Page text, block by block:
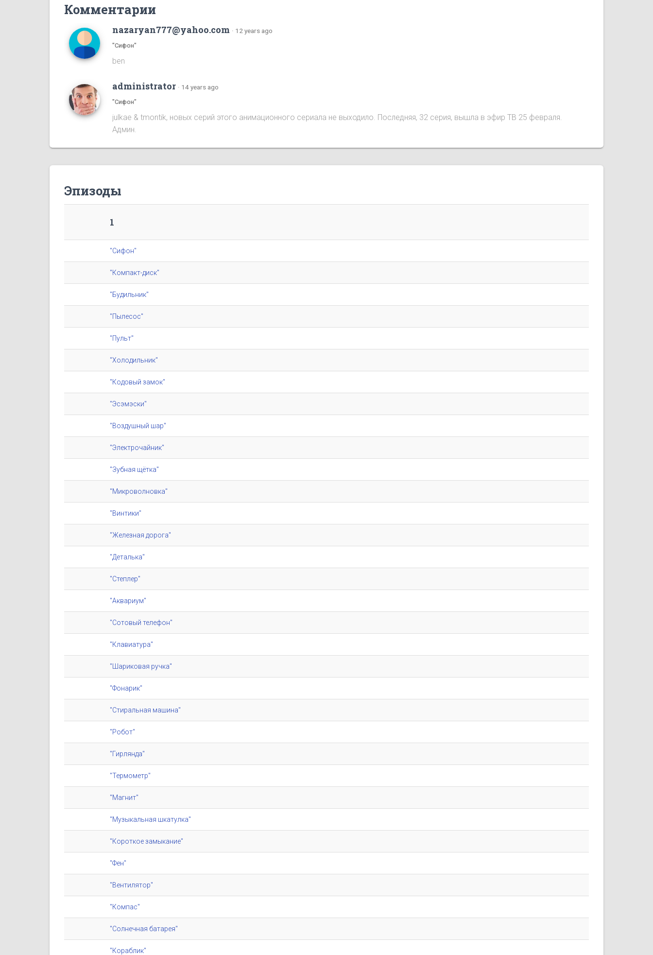
Комментарии
nazaryan777@yahoo.com · 12 years ago
"Сифон"
ben
administrator · 14 years ago
"Сифон"
julkae & tmontik, новых серий этого анимационного сериала не выходило. Последняя, 32 серия, вышла в эфир ТВ 25 февраля.
Админ.
Эпизоды
1
"Сифон"
"Компакт-диск"
"Будильник"
"Пылесос"
"Пульт"
"Холодильник"
"Кодовый замок"
"Эсэмэски"
"Воздушный шар"
"Электрочайник"
"Зубная щётка"
"Микроволновка"
"Винтики"
"Железная дорога"
"Деталька"
"Степлер"
"Аквариум"
"Сотовый телефон"
"Клавиатура"
"Шариковая ручка"
"Фонарик"
"Стиральная машина"
"Робот"
"Гирлянда"
"Термометр"
"Магнит"
"Музыкальная шкатулка"
"Короткое замыкание"
"Фен"
"Вентилятор"
"Компас"
"Солнечная батарея"
"Кораблик"